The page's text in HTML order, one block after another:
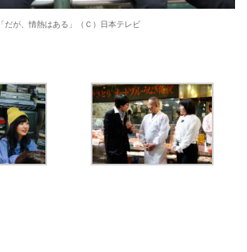
「だが、情熱はある」（Ｃ）日本テレビ